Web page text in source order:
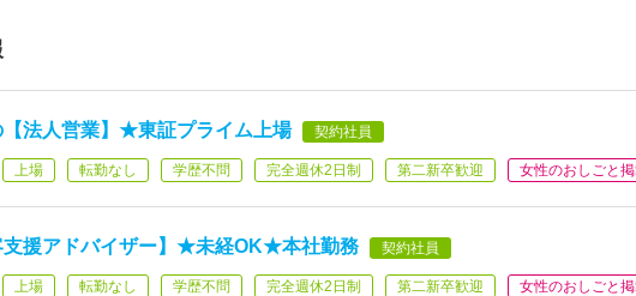
【法人営業】★東証プライム上場 契約社員
上場 転勤なし 学歴不問 完全週休2日制 第二新卒歓迎 女性のおしごと
支援アドバイザー】★未経OK★本社勤務 契約社員
上場 転勤なし 学歴不問 完全週休2日制 第二新卒歓迎 女性のおしごと